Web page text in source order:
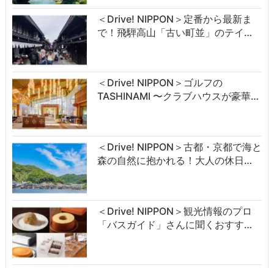
＜Drive! NIPPON＞定番から最新ま
で！飛騨高山「古い町並」のテイ…
＜Drive! NIPPON＞ゴルフの
TASHINAMI 〜クラブハウスが豪華…
＜Drive! NIPPON＞古都・京都で海と
森の自然に抱かれる！大人の休日…
＜Drive! NIPPON＞観光情報のプロ
「バスガイド」さんに聞くおすす…